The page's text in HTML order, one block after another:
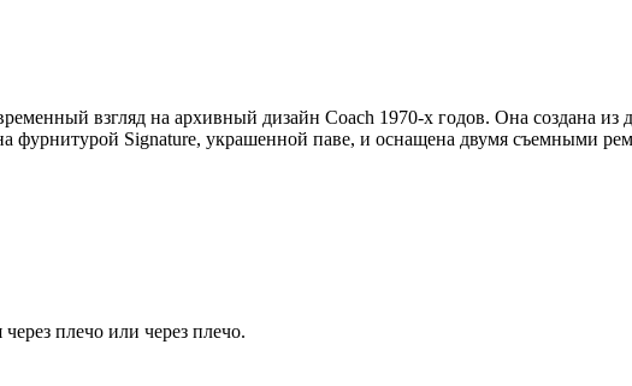
взгляд на архивный дизайн Coach 1970-х годов. Она создана
Signature, украшенной паве, и оснащена двумя съемными
плечо или через плечо.